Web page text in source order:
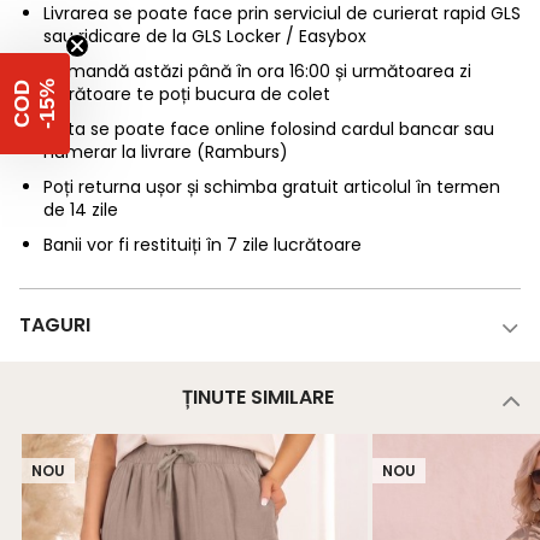
Livrarea se poate face prin serviciul de curierat rapid GLS
sau ridicare de la GLS Locker / Easybox
Comandă astăzi până în ora 16:00 și următoarea zi
lucrătoare te poți bucura de colet
Plata se poate face online folosind cardul bancar sau
numerar la livrare (Ramburs)
Poți returna ușor și schimba gratuit articolul în termen
de 14 zile
Banii vor fi restituiți în 7 zile lucrătoare
TAGURI
ȚINUTE SIMILARE
NOU NOU
C
O
D
-
1
5 %